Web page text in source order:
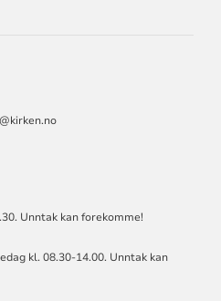
Unntak kan forekomme!
kl. 08.30-14.00. Unntak kan